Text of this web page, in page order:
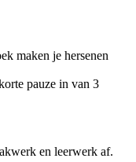
maken je hersenen
pauze in van 3
en leerwerk af.